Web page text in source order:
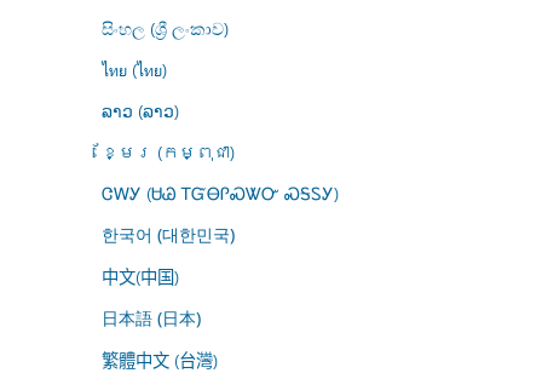
සිංහල (ශ්‍රී ලංකාව)
ไทย (ไทย)
ລາວ (ລາວ)
ខ្មែរ (កម្ពុជា)
ᏣᎳᎩ (ᏌᏊ ᎢᏳᎾᎵᏍᏔᏅ ᏍᎦᏚᎩ)
한국어 (대한민국)
中文(中国)
日本語 (日本)
繁體中文 (台灣)